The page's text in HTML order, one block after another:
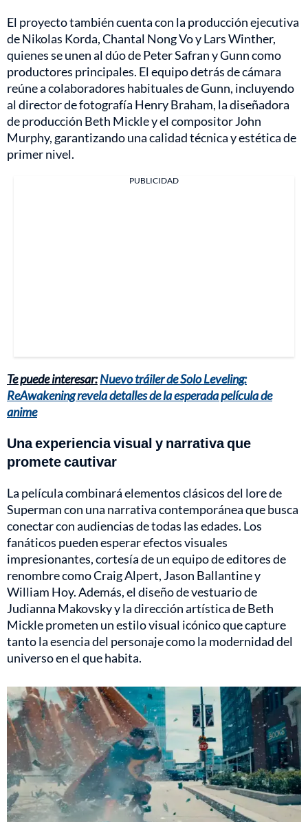
El proyecto también cuenta con la producción ejecutiva
de Nikolas Korda, Chantal Nong Vo y Lars Winther,
quienes se unen al dúo de Peter Safran y Gunn como
productores principales. El equipo detrás de cámara
reúne a colaboradores habituales de Gunn, incluyendo
al director de fotografía Henry Braham, la diseñadora
de producción Beth Mickle y el compositor John
Murphy, garantizando una calidad técnica y estética de
primer nivel.
PUBLICIDAD
Te puede interesar:Nuevo tráiler de Solo Leveling:
ReAwakening revela detalles de la esperada película de
anime
Una experiencia visual y narrativa que
promete cautivar
La película combinará elementos clásicos del lore de
Superman con una narrativa contemporánea que busca
conectar con audiencias de todas las edades. Los
fanáticos pueden esperar efectos visuales
impresionantes, cortesía de un equipo de editores de
renombre como Craig Alpert, Jason Ballantine y
William Hoy. Además, el diseño de vestuario de
Judianna Makovsky y la dirección artística de Beth
Mickle prometen un estilo visual icónico que capture
tanto la esencia del personaje como la modernidad del
universo en el que habita.